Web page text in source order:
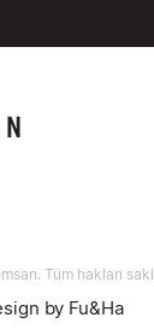
Tüm hakları
by Fu&Ha